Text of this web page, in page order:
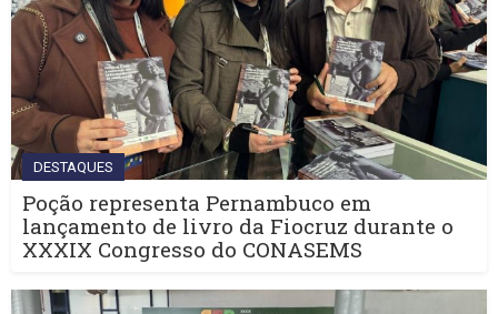
DESTAQUES
Poção representa Pernambuco em
lançamento de livro da Fiocruz durante o
XXXIX Congresso do CONASEMS